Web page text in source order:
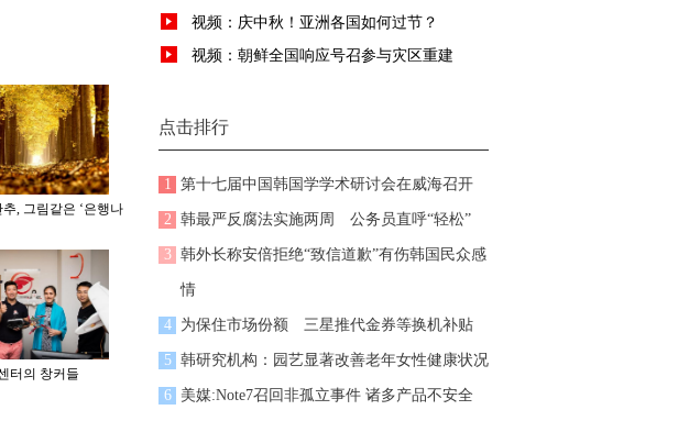
视频：庆中秋！亚洲各国如何过节？
视频：朝鲜全国响应号召参与灾区重建
点击排行
1 第十七届中国韩国学学术研讨会在威海召开
2 韩最严反腐法实施两周 公务员直呼“轻松”
3 韩外长称安倍拒绝“致信道歉”有伤韩国民众感
情
4 为保住市场份额 三星推代金券等换机补贴
5 韩研究机构：园艺显著改善老年女性健康状况
6 美媒:Note7召回非孤立事件 诸多产品不安全
, 그림같은 ‘은행나
터의 창커들